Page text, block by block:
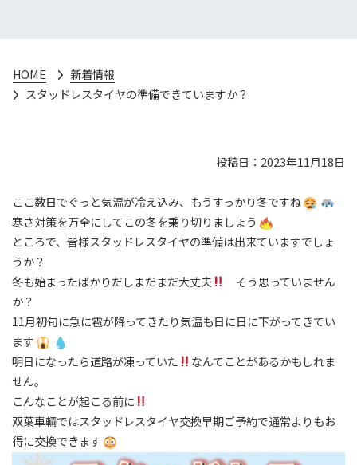
HOME
新着情報
スタッドレスタイヤの準備できていますか？
投稿日：2023年11月18日
ここ数日でぐっと気温が冷え込み、もうすっかり冬ですね
寒さ対策を万全にしてこの冬を乗り切りましょう
ところで、皆様スタッドレスタイヤの準備は出来ていますでしょ
うか？
冬も始まったばかりだしまだまだ大丈夫
そう思っていません
か？
11月初旬に急に雹が降ってきたり気温も日に日に下がってきてい
ます
明日になったら道路が凍っていた
なんてことがあるかもしれま
せん。
こんなことが起こる前に
双葉車輌ではスタッドレスタイヤ交換早期ご予約で通常よりもお
得に交換できます